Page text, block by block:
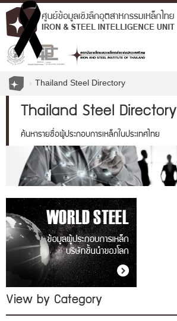
Thailand Steel Directory
Thailand Steel Directory
ค้นหารายชื่อผู้ประกอบการเหล็กในประเทศไทย
View by Category